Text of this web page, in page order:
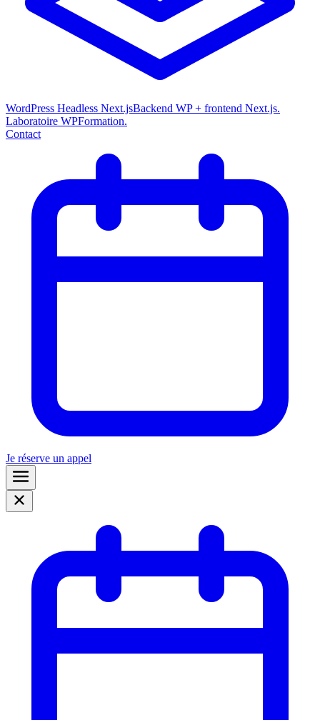
WordPress Headless Next.jsBackend WP + frontend Next.js.
Laboratoire WPFormation.
Contact
Je réserve un appel